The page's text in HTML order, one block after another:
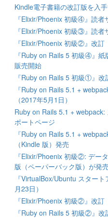
Kindle電子書籍の改訂版を入
『Elixir/Phoenix 初級④』読者
『Elixir/Phoenix 初級③』読者
『Elixir/Phoenix 初級②』改訂
『Ruby on Rails 5 初級④』
販売開始
『Ruby on Rails 5 初級①』改
『Ruby on Rails 5.1 +
（2017年5月1日）
Ruby on Rails 5.1 +
ポートページ
『Ruby on Rails 5.1 +
（Kindle 版）発売
『Elixir/Phoenix 初級②: デー
版（ペーパーバック版）が発
『VirtualBox/Ubuntu スター
月23日）
『Elixir/Phoenix 初級②』改訂
『Ruby on Rails 5 初級②』改